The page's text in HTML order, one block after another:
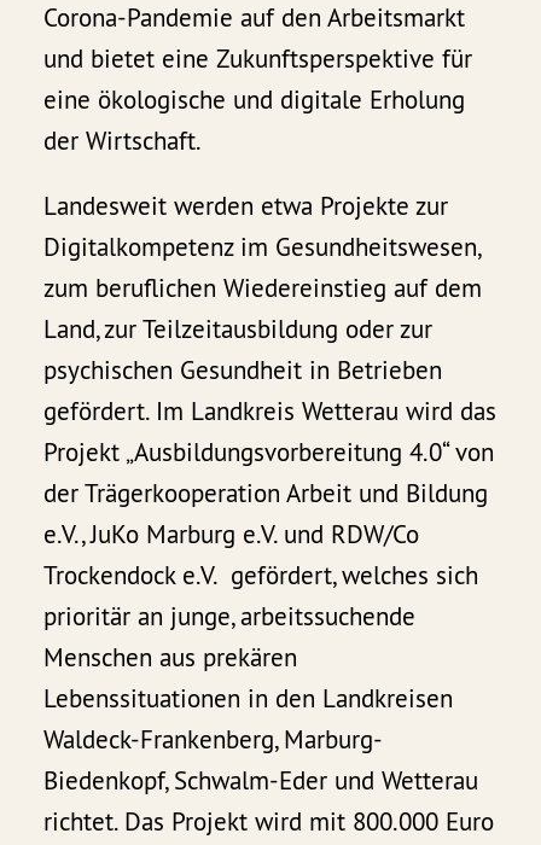
Corona-Pandemie auf den Arbeitsmarkt
und bietet eine Zukunftsperspektive für
eine ökologische und digitale Erholung
der Wirtschaft.
Landesweit werden etwa Projekte zur
Digitalkompetenz im Gesundheitswesen,
zum beruflichen Wiedereinstieg auf dem
Land, zur Teilzeitausbildung oder zur
psychischen Gesundheit in Betrieben
gefördert. Im Landkreis Wetterau wird das
Projekt „Ausbildungsvorbereitung 4.0“ von
der Trägerkooperation Arbeit und Bildung
e.V., JuKo Marburg e.V. und RDW/Co
Trockendock e.V. gefördert, welches sich
prioritär an junge, arbeitssuchende
Menschen aus prekären
Lebenssituationen in den Landkreisen
Waldeck-Frankenberg, Marburg-
Biedenkopf, Schwalm-Eder und Wetterau
richtet. Das Projekt wird mit 800.000 Euro